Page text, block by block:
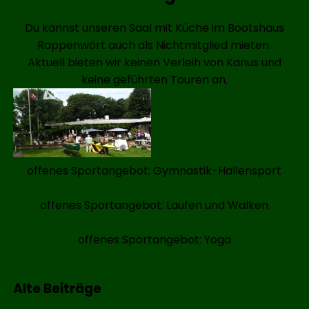
Du kannst unseren Saal mit Küche im Bootshaus
Rappenwört auch als Nichtmitglied mieten.
Aktuell bieten wir keinen Verleih von Kanus und
keine geführten Touren an.
offenes Sportangebot: Gymnastik-Hallensport
offenes Sportangebot: Laufen und Walken
offenes Sportangebot: Yoga
Alte Beiträge